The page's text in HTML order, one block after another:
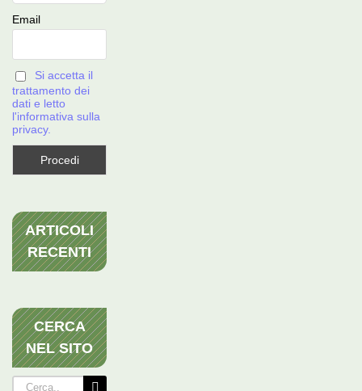
Email
Si accetta il
trattamento dei
dati e letto
l'informativa sulla
privacy.
ARTICOLI
RECENTI
CERCA
NEL SITO
Cerca